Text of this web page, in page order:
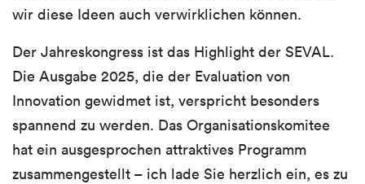
wir diese Ideen auch verwirklichen können.
Der Jahreskongress ist das Highlight der SEVAL.
Die Ausgabe 2025, die der Evaluation von
Innovation gewidmet ist, verspricht besonders
spannend zu werden. Das Organisationskomitee
hat ein ausgesprochen attraktives Programm
zusammengestellt – ich lade Sie herzlich ein, es zu